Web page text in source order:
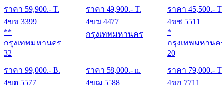
ราคา 59,900.- T. ราคา 49,900.- T. ราคา 45,500.-
4ขข 3399
**
กรุงเทพมหานคร
32
ราคา 99,000.- B.
4ขฆ 4477
กรุงเทพมหานคร
ราคา 58,000.- n.
4ขช 5511
*
กรุงเทพมหานค
20
ราคา 79,000.-
4ขต 5577
4ขฌ 5588
4ขก 7711